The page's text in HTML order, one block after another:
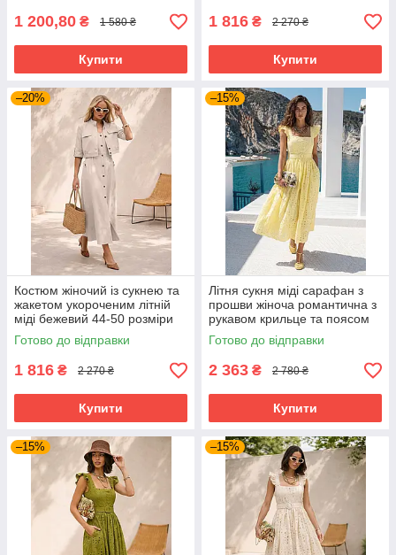
1 200,80 ₴ 1 580 ₴
Купити
1 816 ₴ 2 270 ₴
Купити
–20%
Костюм жіночий із сукнею та
жакетом укороченим літній
міді бежевий 44-50 розміри
Готово до відправки
1 816 ₴ 2 270 ₴
Купити
–15%
Літня сукня міді сарафан з
прошви жіноча романтична з
рукавом крильце та поясом
42-48 розміри жовта
Готово до відправки
2 363 ₴ 2 780 ₴
Купити
–15% –15%